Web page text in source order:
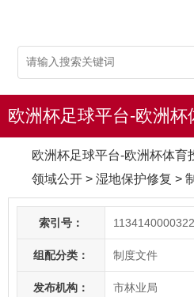
欧洲杯足球平台-欧洲杯
欧洲杯足球平台-欧洲杯体育
领域公开 > 湿地保护修复 >
索引号：
组配分类： 制度文件
发布机构： 市林业局